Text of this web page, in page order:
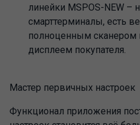
линейки MSPOS-NEW –
смарттерминалы, есть
полноценным сканером
дисплеем покупателя.
Мастер первичных настроек
Функционал приложения